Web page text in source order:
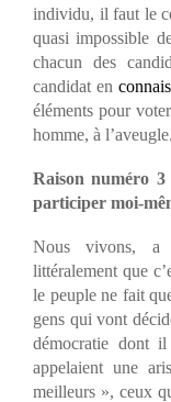
individu, il faut le
quasi impossible
chacun des
candidat en
éléments pour
homme, à
Raison numéro 3
participer moi-
Nous vivons, a
littéralement que
le peuple ne fait
gens qui vont
démocratie dont
appelaient une
meilleurs », ceux